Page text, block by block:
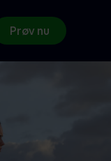
Prøv nu